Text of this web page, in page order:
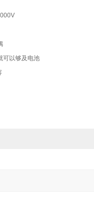
可以够及电池